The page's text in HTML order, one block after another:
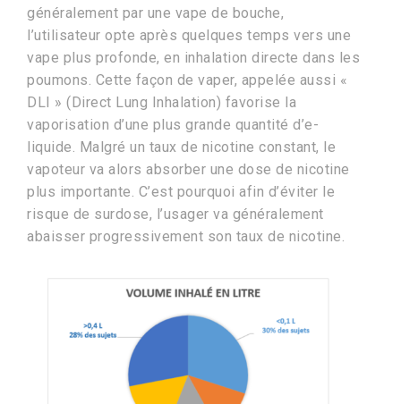
généralement par une vape de bouche,
l’utilisateur opte après quelques temps vers une
vape plus profonde, en inhalation directe dans les
poumons. Cette façon de vaper, appelée aussi «
DLI » (Direct Lung Inhalation) favorise la
vaporisation d’une plus grande quantité d’e-
liquide. Malgré un taux de nicotine constant, le
vapoteur va alors absorber une dose de nicotine
plus importante. C’est pourquoi afin d’éviter le
risque de surdose, l’usager va généralement
abaisser progressivement son taux de nicotine.